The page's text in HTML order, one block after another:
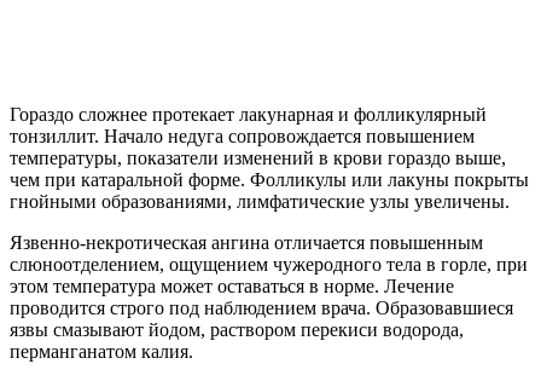
Гораздо сложнее протекает лакунарная и фолликулярный
тонзиллит. Начало недуга сопровождается повышением
температуры, показатели изменений в крови гораздо выше,
чем при катаральной форме. Фолликулы или лакуны покрыты
гнойными образованиями, лимфатические узлы увеличены.
Язвенно-некротическая ангина отличается повышенным
слюноотделением, ощущением чужеродного тела в горле, при
этом температура может оставаться в норме. Лечение
проводится строго под наблюдением врача. Образовавшиеся
язвы смазывают йодом, раствором перекиси водорода,
перманганатом калия.